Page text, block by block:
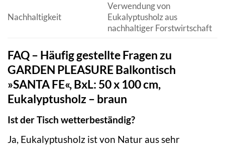
Nachhaltigkeit
Verwendung von
Eukalyptusholz aus
nachhaltiger Forstwirtschaft
FAQ – Häufig gestellte Fragen zu
GARDEN PLEASURE Balkontisch
»SANTA FE«, BxL: 50 x 100 cm,
Eukalyptusholz – braun
Ist der Tisch wetterbeständig?
Ja, Eukalyptusholz ist von Natur aus sehr